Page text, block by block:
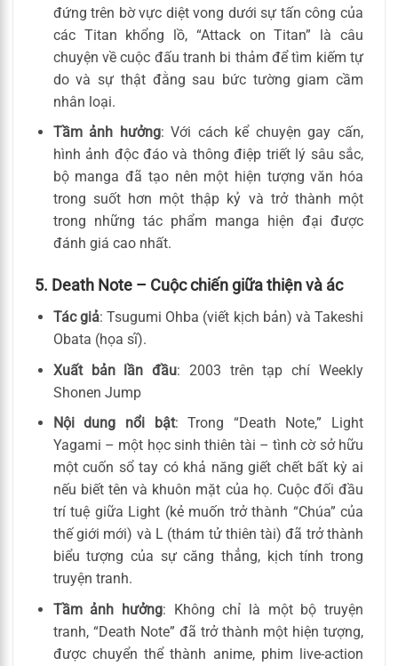
đứng trên bờ vực diệt vong dưới sự tấn công của
các Titan khổng lồ, “Attack on Titan” là câu
chuyện về cuộc đấu tranh bi thảm để tìm kiếm tự
do và sự thật đằng sau bức tường giam cầm
nhân loại.
Tầm ảnh hưởng: Với cách kể chuyện gay cấn,
hình ảnh độc đáo và thông điệp triết lý sâu sắc,
bộ manga đã tạo nên một hiện tượng văn hóa
trong suốt hơn một thập kỷ và trở thành một
trong những tác phẩm manga hiện đại được
đánh giá cao nhất.
5. Death Note – Cuộc chiến giữa thiện và ác
Tác giả: Tsugumi Ohba (viết kịch bản) và Takeshi
Obata (họa sĩ).
Xuất bản lần đầu: 2003 trên tạp chí Weekly
Shonen Jump
Nội dung nổi bật: Trong “Death Note,” Light
Yagami – một học sinh thiên tài – tình cờ sở hữu
một cuốn sổ tay có khả năng giết chết bất kỳ ai
nếu biết tên và khuôn mặt của họ. Cuộc đối đầu
trí tuệ giữa Light (kẻ muốn trở thành “Chúa” của
thế giới mới) và L (thám tử thiên tài) đã trở thành
biểu tượng của sự căng thẳng, kịch tính trong
truyện tranh.
Tầm ảnh hưởng: Không chỉ là một bộ truyện
tranh, “Death Note” đã trở thành một hiện tượng,
được chuyển thể thành anime, phim live-action